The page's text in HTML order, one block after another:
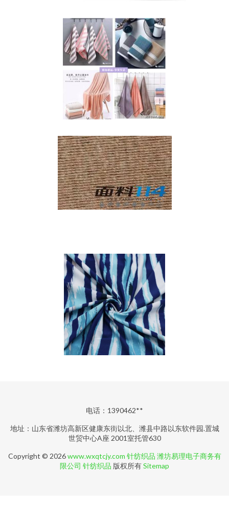
电话：1390462**
地址：山东省潍坊高新区健康东街以北、潍县中路以东软件园.置城
世贸中心A座 2001室托管630
Copyright © 2026www.wxqtcjy.com 针纺织品 潍坊易理电子商务有
限公司 针纺织品 版权所有Sitemap